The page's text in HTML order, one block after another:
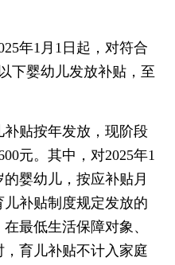
年1月1日起，对符合
下婴幼儿发放补贴，至
贴按年发放，现阶段
元。其中，对2025年1
婴幼儿，按应补贴月
补贴制度规定发放的
最低生活保障对象、
育儿补贴不计入家庭